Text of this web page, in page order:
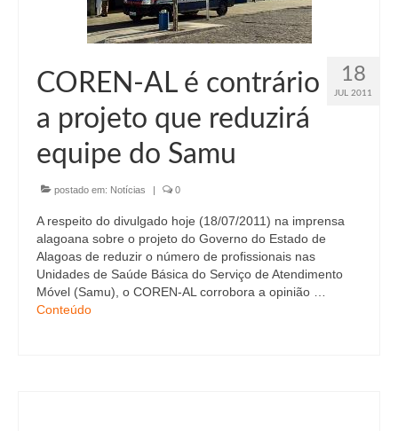
18
JUL 2011
COREN-AL é contrário
a projeto que reduzirá
equipe do Samu
postado em: Notícias | 0
A respeito do divulgado hoje (18/07/2011) na imprensa
alagoana sobre o projeto do Governo do Estado de
Alagoas de reduzir o número de profissionais nas
Unidades de Saúde Básica do Serviço de Atendimento
Móvel (Samu), o COREN-AL corrobora a opinião …
Conteúdo